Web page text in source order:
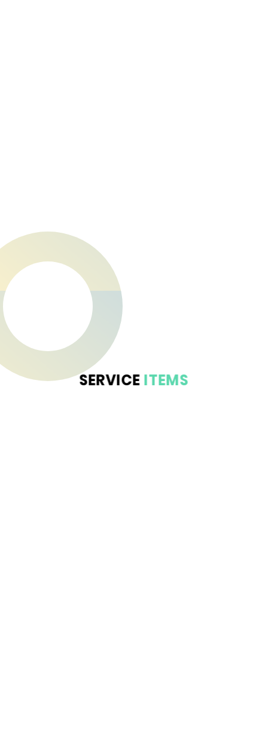
SERVICE ITEMS